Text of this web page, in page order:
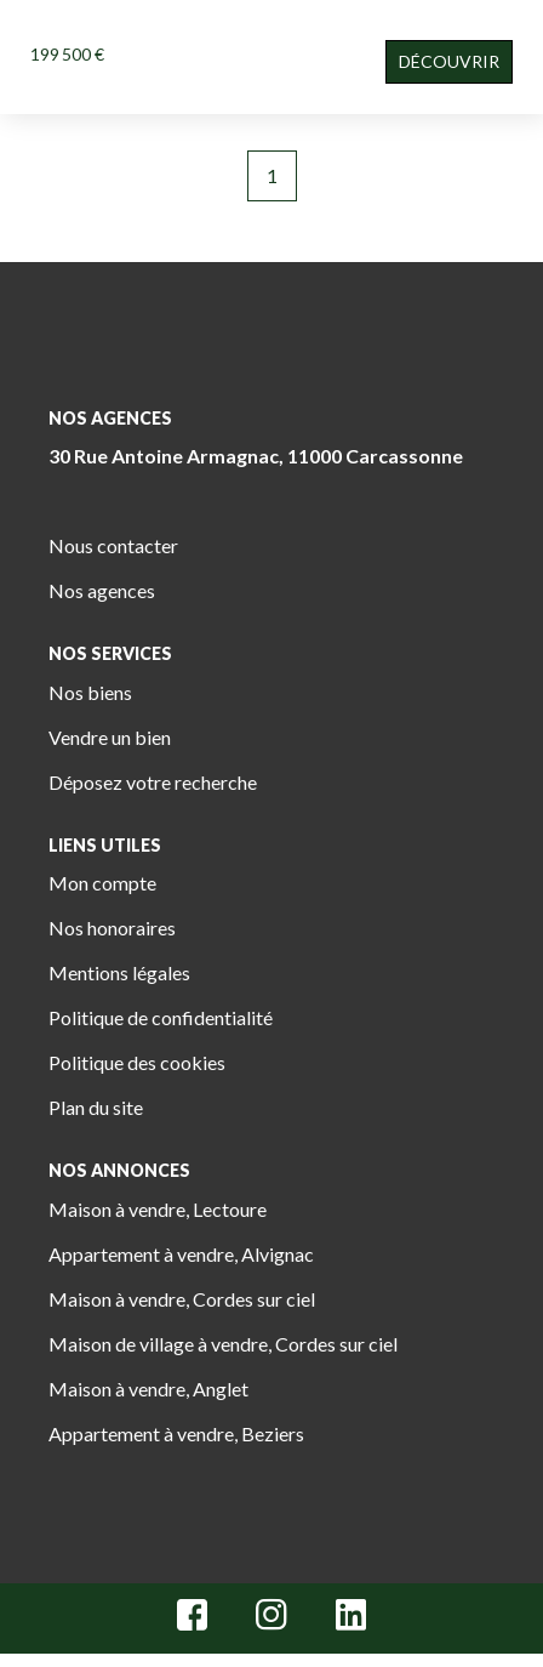
199 500 € DÉCOUVRIR
1
NOS AGENCES
30 Rue Antoine Armagnac, 11000 Carcassonne
Nous contacter
Nos agences
NOS SERVICES
Nos biens
Vendre un bien
Déposez votre recherche
LIENS UTILES
Mon compte
Nos honoraires
Mentions légales
Politique de confidentialité
Politique des cookies
Plan du site
NOS ANNONCES
Maison à vendre, Lectoure
Appartement à vendre, Alvignac
Maison à vendre, Cordes sur ciel
Maison de village à vendre, Cordes sur ciel
Maison à vendre, Anglet
Appartement à vendre, Beziers